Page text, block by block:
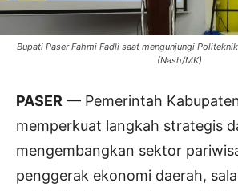
Bupati Paser Fahmi Fadli saat mengunjungi
(Nash/MK)
PASER — Pemerintah
memperkuat langkah strategis
mengembangkan sektor
penggerak ekonomi daerah,